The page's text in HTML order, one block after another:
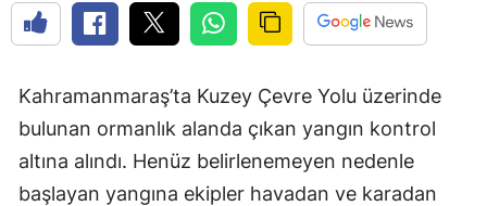
Kahramanmaraş’ta Kuzey Çevre Yolu üzerinde
bulunan ormanlık alanda çıkan yangın kontrol
altına alındı. Henüz belirlenemeyen nedenle
başlayan yangına ekipler havadan ve karadan